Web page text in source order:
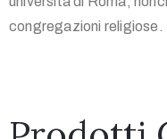
congregazioni religiose.